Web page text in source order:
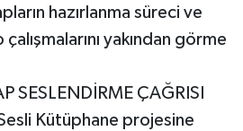
hazırlanma süreci ve
yakından görme
SESLENDİRME ÇAĞRISI
Kütüphane projesine